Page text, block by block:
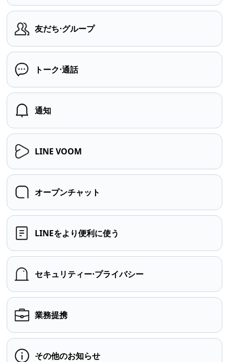
友だち⋅グループ
トーク⋅通話
通知
LINE VOOM
オープンチャット
LINEをより便利に使う
セキュリティー⋅プライバシー
業務提携
その他のお知らせ